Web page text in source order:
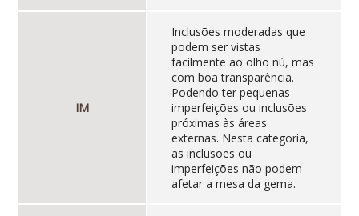
IM
Inclusões moderadas que
podem ser vistas
facilmente ao olho nú, mas
com boa transparência.
Podendo ter pequenas
imperfeições ou inclusões
próximas às áreas
externas. Nesta categoria,
as inclusões ou
imperfeições não podem
afetar a mesa da gema.